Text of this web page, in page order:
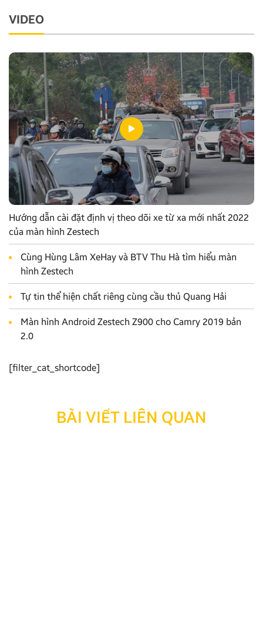
VIDEO
Hướng dẫn cài đặt định vị theo dõi xe từ xa mới nhất 2022
của màn hình Zestech
Cùng Hùng Lâm XeHay và BTV Thu Hà tìm hiểu màn
hình Zestech
Tự tin thể hiện chất riêng cùng cầu thủ Quang Hải
Màn hình Android Zestech Z900 cho Camry 2019 bản
2.0
[filter_cat_shortcode]
BÀI VIẾT LIÊN QUAN